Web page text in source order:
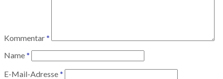
Kommentar*
Name*
E-Mail-Adresse*